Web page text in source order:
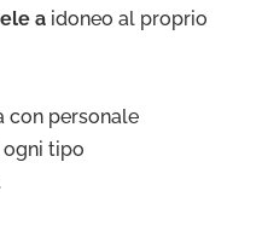
a idoneo al proprio
con personale
tipo
.